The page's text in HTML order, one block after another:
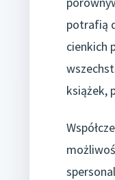
potrafią
cienkich
książek,